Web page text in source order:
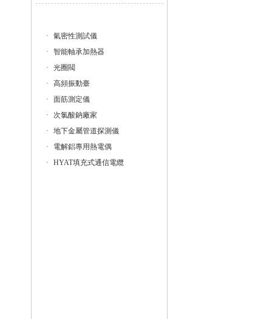
·
氣密性測試儀
·
智能軸承加熱器
·
光圈閥
·
高頻振動臺
·
面筋測定儀
·
次氯酸鈉廠家
·
地下金屬管道探測儀
·
電解鋁專用熱電偶
·
HYAT填充式通信電纜